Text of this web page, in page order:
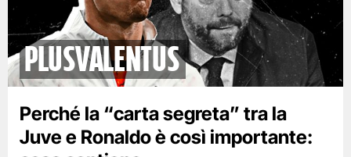
plusvalentus
Perché la “carta segreta” tra la
Juve e Ronaldo è così importante: